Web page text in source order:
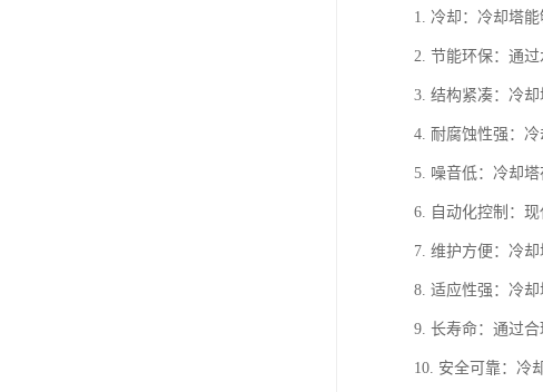
1. 冷却：冷却塔
2. 节能环保：通
3. 结构紧凑：冷
4. 耐腐蚀性强：
5. 噪音低：冷却
6. 自动化控制：
7. 维护方便：冷
8. 适应性强：冷
9. 长寿命：通过
10. 安全可靠：冷